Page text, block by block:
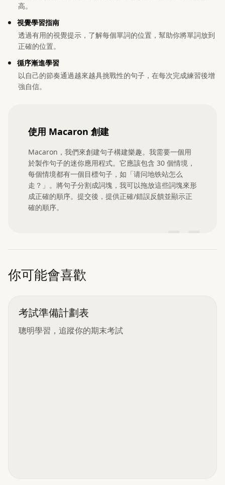
高。
視覺學習指南
透過有用的視覺提示，了解每個單詞的位置，幫助你將單詞放到
正確的位置。
循序漸進學習
以自己的節奏通過越來越具挑戰性的句子，在每次完成練習後增
強自信。
使用 Macaron 創建
Macaron，我們來創建句子構建樂趣。我需要一個用
於製作句子的迷你應用程式。它應該包含 30 個情境，
每個情境都有一個目標句子，如「请问地铁站怎么
走？」。將句子分割成詞塊，我可以拖放這些詞塊來形
成正確的順序。提交後，提供正確/錯誤反饋並顯示正
確的順序。
你可能會喜歡
考試準備計劃表
聰明學習，追蹤你的期末考試